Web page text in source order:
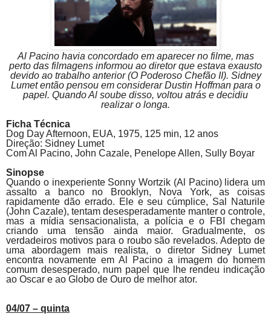
Al Pacino havia concordado em aparecer no filme, mas
perto das filmagens informou ao diretor que estava exausto
devido ao trabalho anterior (O Poderoso Chefão II). Sidney
Lumet então pensou em considerar Dustin Hoffman para o
papel. Quando Al soube disso, voltou atrás e decidiu
realizar o longa.
Ficha Técnica
Dog Day Afternoon, EUA, 1975, 125 min, 12 anos
Direção: Sidney Lumet
Com Al Pacino, John Cazale, Penelope Allen, Sully Boyar
Sinopse
Quando o inexperiente Sonny Wortzik (Al
Pacino) lidera um
assalto a banco no Brooklyn, Nova York, as coisas
rapidamente dão errado. Ele e seu cúmplice, Sal Naturile
(John Cazale), tentam desesperadamente manter o controle,
mas a mídia sensacionalista, a polícia e o FBI chegam
criando uma tensão ainda maior. Gradualmente, os
verdadeiros motivos para o roubo são revelados. Adepto de
uma abordagem mais realista, o diretor Sidney Lumet
encontra novamente em Al
Pacino a imagem do homem
comum desesperado, num papel que lhe rendeu indicação
ao Oscar e ao Globo de Ouro de melhor ator.
04/07 – quinta